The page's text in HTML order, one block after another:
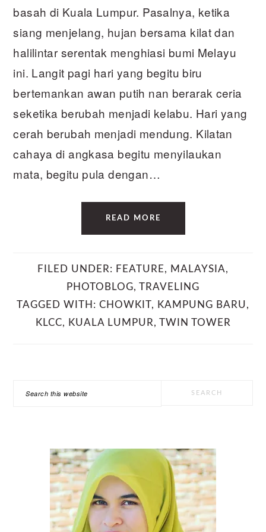
basah di Kuala Lumpur. Pasalnya, ketika
siang menjelang, hujan bersama kilat dan
halilintar serentak menghiasi bumi Melayu
ini. Langit pagi hari yang begitu biru
bertemankan awan putih nan berarak ceria
seketika berubah menjadi kelabu. Hari yang
cerah berubah menjadi mendung. Kilatan
cahaya di angkasa begitu menyilaukan
mata, begitu pula dengan…
READ MORE
FILED UNDER: FEATURE, MALAYSIA,
PHOTOBLOG, TRAVELING
TAGGED WITH: CHOWKIT, KAMPUNG BARU,
KLCC, KUALA LUMPUR, TWIN TOWER
Search